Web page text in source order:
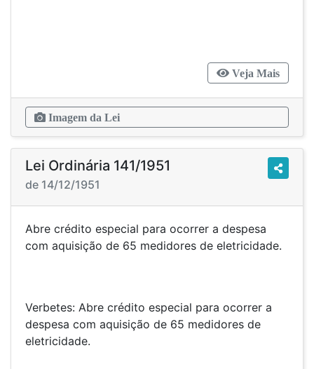
Veja Mais
Imagem da Lei
Lei Ordinária 141/1951
de 14/12/1951
Abre crédito especial para ocorrer a despesa
com aquisição de 65 medidores de eletricidade.
Verbetes: Abre crédito especial para ocorrer a
despesa com aquisição de 65 medidores de
eletricidade.